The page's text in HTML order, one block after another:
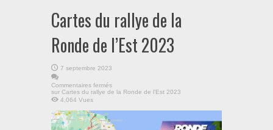
Cartes du rallye de la
Ronde de l’Est 2023
7 septembre 2023
Commentaires fermés
sur Cartes du rallye de la Ronde de l’Est 2023
4,064 Vues